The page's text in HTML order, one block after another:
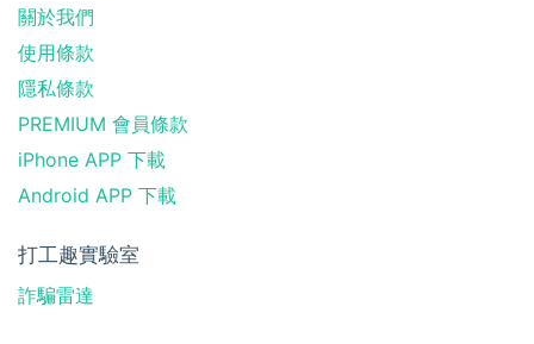
關於我們
使用條款
隱私條款
PREMIUM 會員條款
iPhone APP 下載
Android APP 下載
打工趣實驗室
詐騙雷達